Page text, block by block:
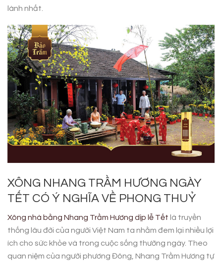
lành nhất.
XÔNG NHANG TRẦM HƯƠNG NGÀY
TẾT CÓ Ý NGHĨA VỀ PHONG THUỶ
Xông nhà bằng Nhang Trầm Hương dịp lễ Tết là truyền
thống lâu đời của người Việt Nam ta nhằm đem lại nhiều lợi
ích cho sức khỏe và trong cuộc sống thường ngày. Theo
quan niệm của người phương Đông, Nhang Trầm Hương tự